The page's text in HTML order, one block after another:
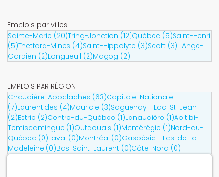
Emplois par villes
Sainte-Marie (20)Tring-Jonction (12)Québec (5)Saint-Henri
(5)Thetford-Mines (4)Saint-Hippolyte (3)Scott (3)L'Ange-
Gardien (2)Longueuil (2)Magog (2)
EMPLOIS PAR RÉGION
Chaudière-Appalaches (63)Capitale-Nationale
(7)Laurentides (4)Mauricie (3)Saguenay - Lac-St-Jean
(2)Estrie (2)Centre-du-Québec (1)Lanaudière (1)Abitibi-
Temiscamingue (1)Outaouais (1)Montérégie (1)Nord-du-
Québec (0)Laval (0)Montréal (0)Gaspésie - Iles-de-la-
Madeleine (0)Bas-Saint-Laurent (0)Côte-Nord (0)